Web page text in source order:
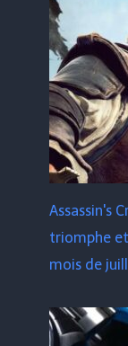
Assassin's
triomphe
mois de